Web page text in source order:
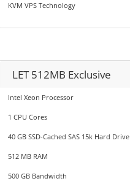
KVM VPS Technology
LET 512MB Exclusive
Intel Xeon Processor
1 CPU Cores
40 GB SSD-Cached SAS 15k Hard Drive
512 MB RAM
500 GB Bandwidth